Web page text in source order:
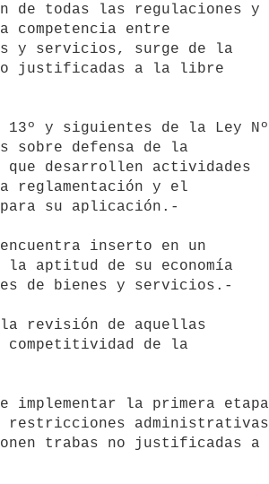
de todas las regulaciones y
entre
y servicios, surge de la
no justificadas a la libre
y siguientes de la Ley Nº
sobre defensa de la
que desarrollen actividades
reglamentación y el
su aplicación.-
encuentra inserto en un
aptitud de su economía
de bienes y servicios.-
revisión de aquellas
competitividad de la
implementar la primera etapa
restricciones administrativas
trabas no justificadas a